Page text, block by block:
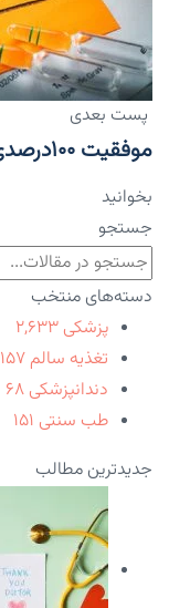
پست بعدی
موفقیت ۱۰۰درصدی داروی پیشگیری از ایدز
بخوانید
جستجو
دسته‌های منتخب
پزشکی ۲,۶۳۳
تغذیه سالم ۱۵۷
دندانپزشکی ۶۸
طب سنتی ۱۵۱
جدیدترین مطالب